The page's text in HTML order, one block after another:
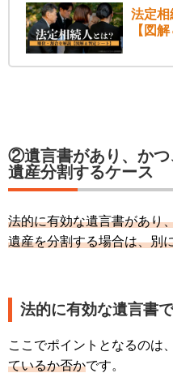
法定相
【図
②遺言書があり、かつ
遺産分割するケース
法的に有効な遺言書があり
遺産を分割する場合は、別
法的に有効な遺言書
ここでポイントとなるのは、
ているか否かです。